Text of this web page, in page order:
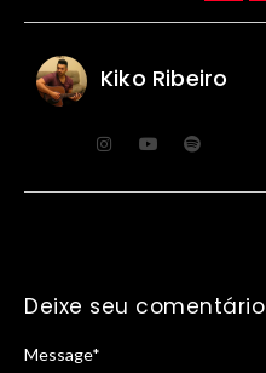
Kiko Ribeiro
Deixe seu comentário
Message*